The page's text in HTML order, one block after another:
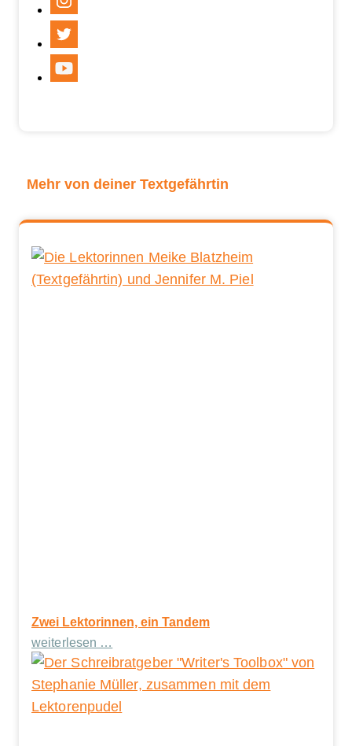
Mehr von deiner Textgefährtin
Zwei Lektorinnen, ein Tandem
weiterlesen …